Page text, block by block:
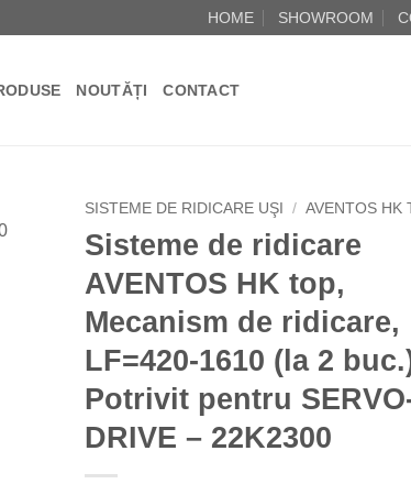
HOME SHOWROOM
NOUTĂȚI CONTACT
SISTEME DE RIDICARE UŞI / AVENTOS HK
Sisteme de ridicare
AVENTOS HK top,
Mecanism de ridicare,
LF=420-1610 (la 2
Potrivit pentru
DRIVE – 22K2300